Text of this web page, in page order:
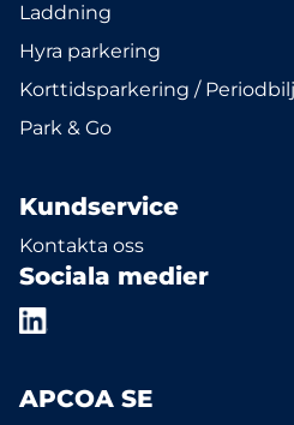
Laddning
Hyra parkering
Korttidsparkering /
Park & Go
Kundservice
Kontakta oss
Sociala medier
APCOA SE